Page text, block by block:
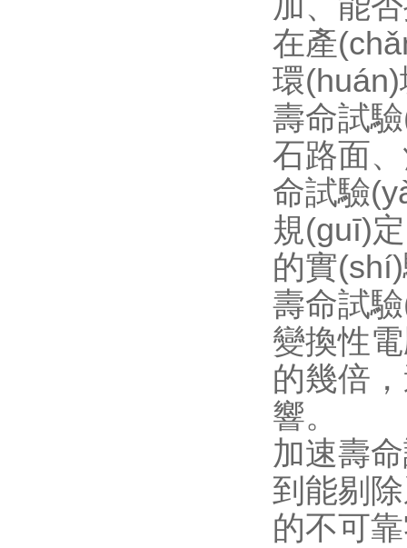
在產
環(huán)
壽命試驗
石路面
命試驗
規(guī)
的實
壽命試
變換性電
的幾倍
響。
加速壽
到能剔
的不可靠